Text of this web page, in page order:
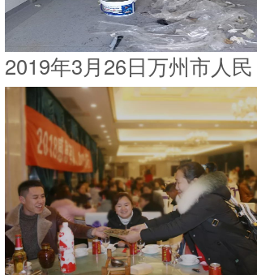
2019年3月26日万州市人民